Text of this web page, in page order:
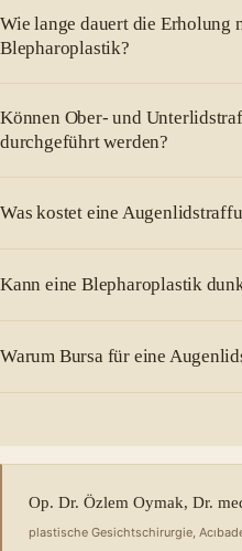
Wie lange dauert die Erholung
Blepharoplastik?
Können Ober- und
durchgeführt werden?
Was kostet eine
Kann eine Blepharoplastik
Warum Bursa für eine
Op. Dr. Özlem Oymak, Dr.
plastische Gesichtschirurgie,